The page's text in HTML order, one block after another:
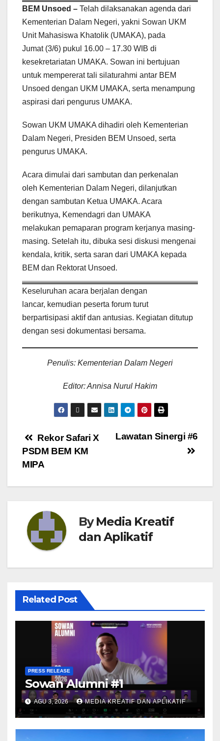
Sumber: Kementerian Dalam Negeri
BEM Unsoed – Telah dilaksanakan agenda dari
Kementerian Dalam Negeri, yakni Sowan UKM
Unit Mahasiswa Khatolik (UMAKA), pada
Jumat (3/6) pukul 16.00 – 17.30 WIB di
kesekretariatan UMAKA. Sowan ini bertujuan
untuk mempererat tali silaturahmi antar BEM
Unsoed dengan UKM UMAKA, serta menampung
aspirasi dari pengurus UMAKA.
Sowan UKM UMAKA dihadiri oleh Kementerian
Dalam Negeri, Presiden BEM Unsoed, serta
pengurus UMAKA.
Acara dimulai dari sambutan dan perkenalan
oleh Kementerian Dalam Negeri, dilanjutkan
dengan sambutan Ketua UMAKA. Acara
berikutnya, Kemendagri dan UMAKA
melakukan pemaparan program kerjanya masing-
masing. Setelah itu, dibuka sesi diskusi mengenai
kendala, kritik, serta saran dari UMAKA kepada
BEM dan Rektorat Unsoed.
Sumber: Kementerian Dalam Negeri
Keseluruhan acara berjalan dengan
lancar, kemudian peserta forum turut
berpartisipasi aktif dan antusias. Kegiatan ditutup
dengan sesi dokumentasi bersama.
Penulis: Kementerian Dalam Negeri
Editor: Annisa Nurul Hakim
Lawatan Sinergi #6
Rekor Safari X
PSDM BEM KM
MIPA
ByMedia Kreatif
dan Aplikatif
Related Post
PRESS RELEASE
Sowan Alumni #1
AGU 3, 2026 MEDIA KREATIF DAN APLIKATIF